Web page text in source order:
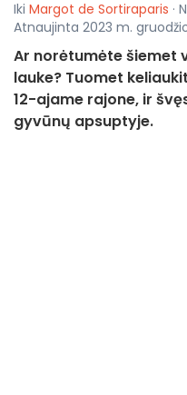
Iki Margot de Sortiraparis ·
Atnaujinta 2023 m. gruodžio
Ar norėtumėte šiemet
lauke? Tuomet
12-ajame rajone, ir
gyvūnų apsuptyje.